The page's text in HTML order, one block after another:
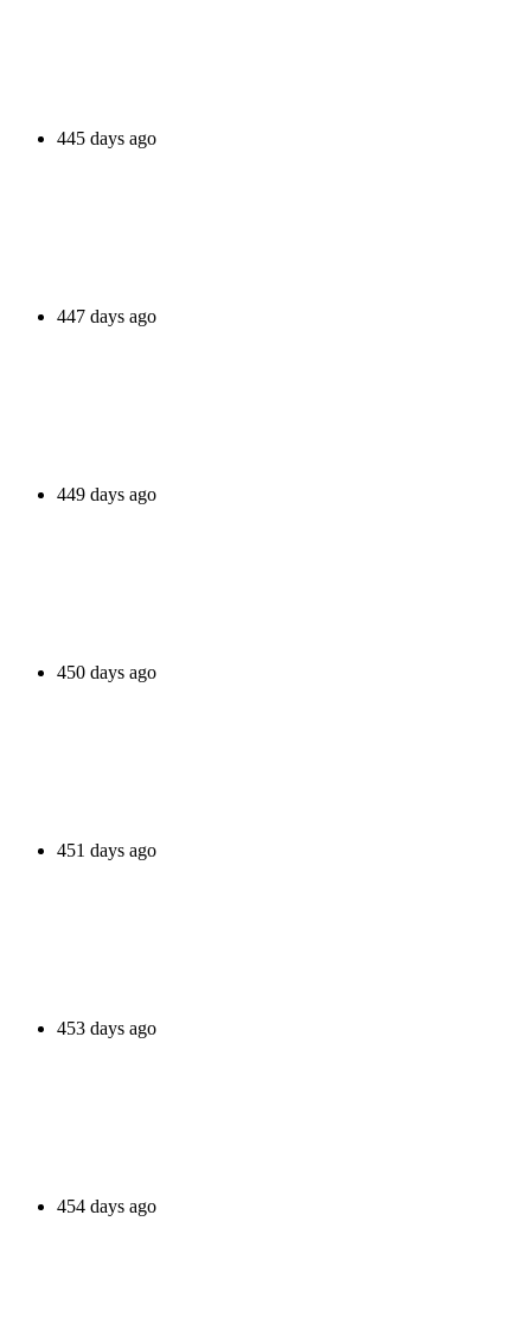
445 days ago
447 days ago
449 days ago
450 days ago
451 days ago
453 days ago
454 days ago